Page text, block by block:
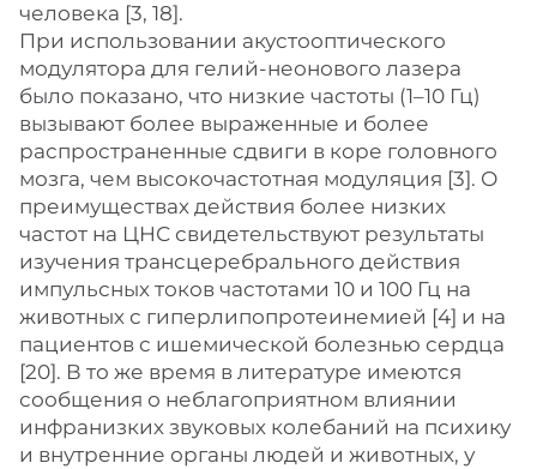
человека [3, 18].
При использовании акустооптического
модулятора для гелий-неонового лазера
было показано, что низкие частоты (1–10 Гц)
вызывают более выраженные и более
распространенные сдвиги в коре головного
мозга, чем высокочастотная модуляция [3]. О
преимуществах действия более низких
частот на ЦНС свидетельствуют результаты
изучения трансцеребрального действия
импульсных токов частотами 10 и 100 Гц на
животных с гиперлипопротеинемией [4] и на
пациентов с ишемической болезнью сердца
[20]. В то же время в литературе имеются
сообщения о неблагоприятном влиянии
инфранизких звуковых колебаний на психику
и внутренние органы людей и животных, у